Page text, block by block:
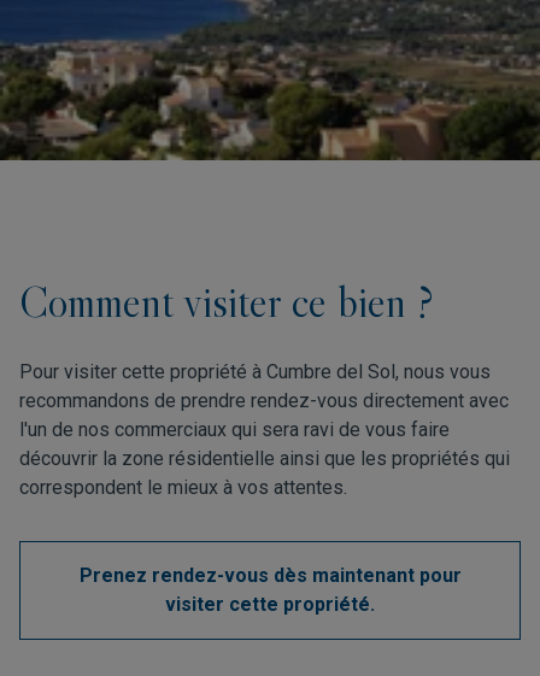
Comment visiter ce bien ?
Pour visiter cette propriété à Cumbre del Sol, nous vous
recommandons de prendre rendez-vous directement avec
l'un de nos commerciaux qui sera ravi de vous faire
découvrir la zone résidentielle ainsi que les propriétés qui
correspondent le mieux à vos attentes.
Prenez rendez-vous dès maintenant pour
visiter cette propriété.